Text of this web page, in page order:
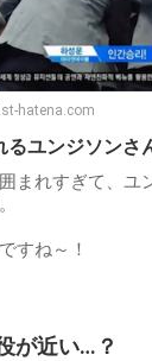
hatena.com
ユンジソンさ
まれすぎて、ユ
すね～！
が近い…？